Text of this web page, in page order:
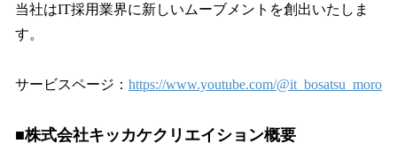
当社はIT採用業界に新しいムーブメントを創出いたしま
す。
サービスページ： https://www.youtube.com/@it_bosatsu_moro
■株式会社キッカケクリエイション概要